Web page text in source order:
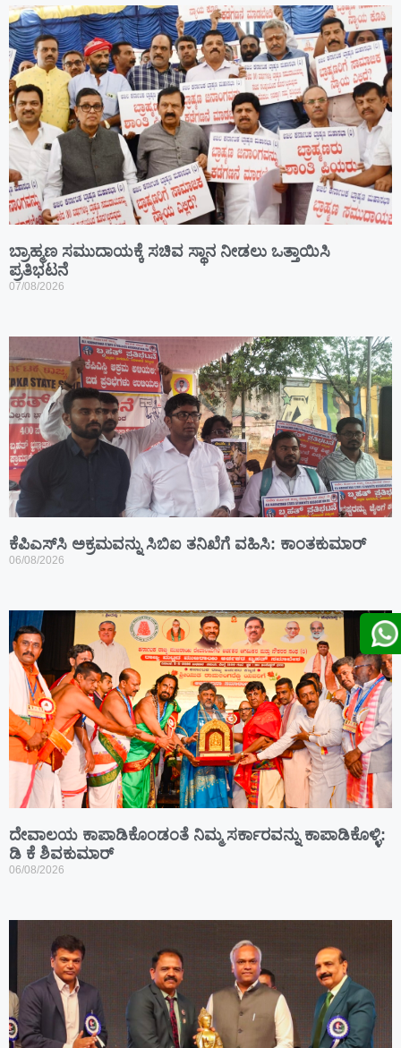
ಬ್ರಾಹ್ಮಣ ಸಮುದಾಯಕ್ಕೆ ಸಚಿವ ಸ್ಥಾನ ನೀಡಲು ಒತ್ತಾಯಿಸಿ
ಪ್ರತಿಭಟನೆ
07/08/2026
ಕೆಪಿಎಸ್‍ಸಿ ಅಕ್ರಮವನ್ನು ಸಿಬಿಐ ತನಿಖೆಗೆ ವಹಿಸಿ: ಕಾಂತಕುಮಾರ್
06/08/2026
ದೇವಾಲಯ ಕಾಪಾಡಿಕೊಂಡಂತೆ ನಿಮ್ಮ ಸರ್ಕಾರವನ್ನು ಕಾಪಾಡಿಕೊಳ್ಳಿ:
ಡಿ ಕೆ ಶಿವಕುಮಾರ್
06/08/2026